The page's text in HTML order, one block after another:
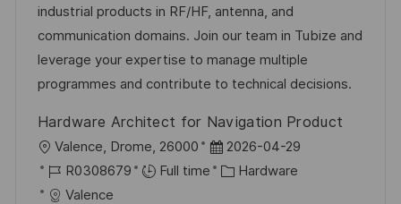
t
i
o
n
e
d
D
a
e
d
e
g
o
r
industrial products in RF/HF, antenna, and
communication domains. Join our team in Tubize and
leverage your expertise to manage multiple
programmes and contribute to technical decisions.
Hardware Architect for Navigation Product
L
o
c
Valence, Drome, 26000
P
o
2026-04-29
J
o
R0308679 Full time
C Hardware
Valence